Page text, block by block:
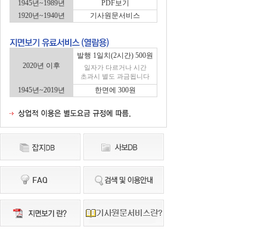
1945년~1989년
PDF보기
1920년~1940년
기사원문서비스
2020년 이후
발행 1일치(2시간) 500원
일자가 다르거나 시간
초과시 별도 과금됩니다
1945년~2019년 한면에 300원